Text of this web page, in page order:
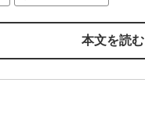
本文を読む